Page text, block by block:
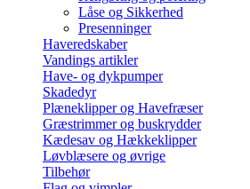
Låse og Sikkerhed
Presenninger
Haveredskaber
Vandings artikler
Have- og dykpumper
Skadedyr
Plæneklipper og Havefræser
Græstrimmer og buskrydder
Kædesav og Hækkeklipper
Løvblæsere og øvrige
Tilbehør